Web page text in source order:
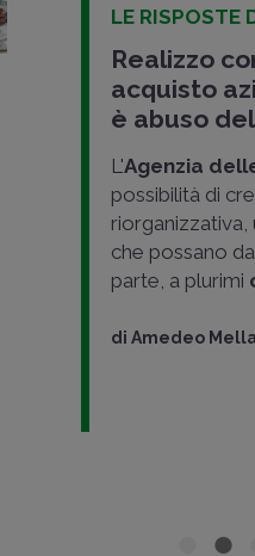
LE RISPOSTE
Realizzo
acquisto
è abuso
L'Agenzia
possibilità di
riorganizzativa,
che possano
parte, a plurimi
di Amedeo